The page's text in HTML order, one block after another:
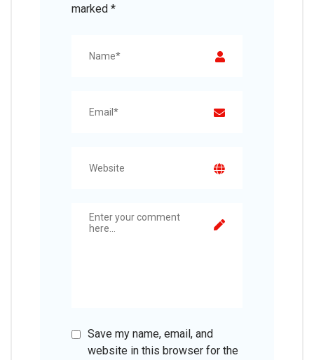
marked *
Save my name, email, and
website in this browser for the